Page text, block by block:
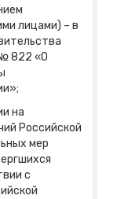
лицами) – в
822 «О
на
Российской
мер
с